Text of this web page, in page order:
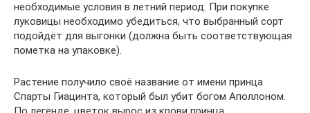
необходимые условия в летний период. При покупке
луковицы необходимо убедиться, что выбранный сорт
подойдёт для выгонки (должна быть соответствующая
пометка на упаковке).
Растение получило своё название от имени принца
Спарты Гиацинта, который был убит богом Аполлоном.